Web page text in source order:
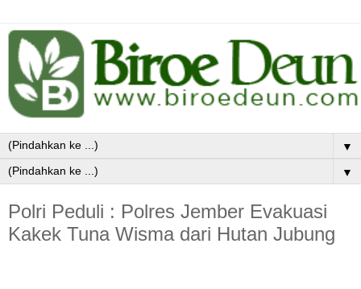
▼
▼
Polri Peduli : Polres Jember Evakuasi
Kakek Tuna Wisma dari Hutan Jubung